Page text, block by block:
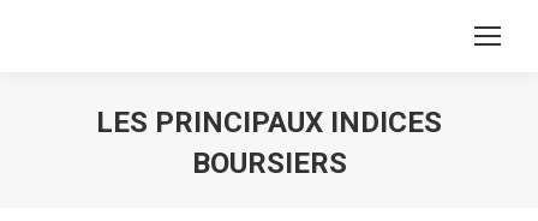
LES PRINCIPAUX INDICES
BOURSIERS